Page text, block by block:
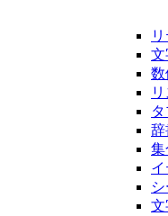
文
数
辞
集
イ
シ
文